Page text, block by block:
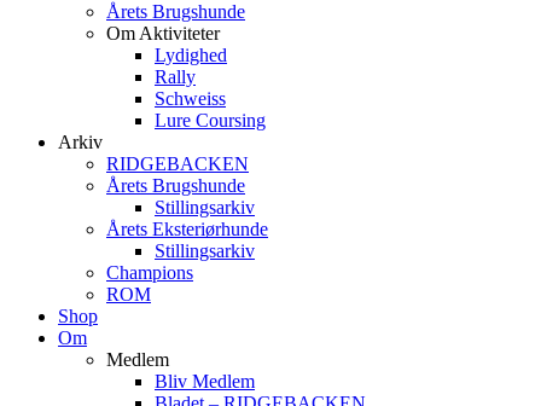
Årets Brugshunde
Om Aktiviteter
Lydighed
Rally
Schweiss
Lure Coursing
Arkiv
RIDGEBACKEN
Årets Brugshunde
Stillingsarkiv
Årets Eksteriørhunde
Stillingsarkiv
Champions
ROM
Shop
Om
Medlem
Bliv Medlem